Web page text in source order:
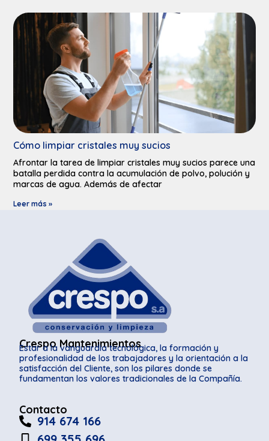
Cómo limpiar cristales muy sucios​
Afrontar la tarea de limpiar cristales muy sucios parece una
batalla perdida contra la acumulación de polvo, polución y
marcas de agua. Además de afectar
Leer más »
Crespo Mantenimientos
Estar a la vanguardia tecnológica, la formación y
profesionalidad de los trabajadores y la orientación a la
satisfacción del Cliente, son los pilares donde se
fundamentan los valores tradicionales de la Compañía.
Contacto
914 674 166